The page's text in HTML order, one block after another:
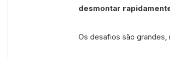
desmontar
Os desafios são